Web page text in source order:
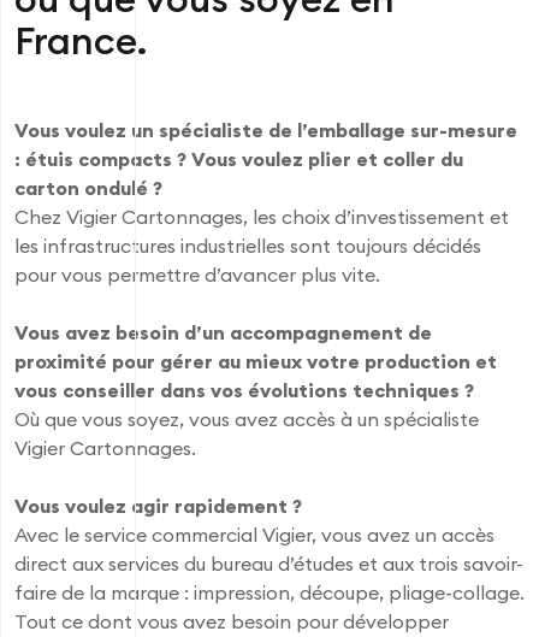
France.
Vous voulez un spécialiste de l’emballage sur-mesure
: étuis compacts ? Vous voulez plier et coller du
carton ondulé ?
Chez Vigier Cartonnages, les choix d’investissement et
les infrastructures industrielles sont toujours décidés
pour vous permettre d’avancer plus vite.
Vous avez besoin d’un accompagnement de
proximité pour gérer au mieux votre production et
vous conseiller dans vos évolutions techniques ?
Où que vous soyez, vous avez accès à un spécialiste
Vigier Cartonnages.
Vous voulez agir rapidement ?
Avec le service commercial Vigier, vous avez un accès
direct aux services du bureau d’études et aux trois savoir-
faire de la marque : impression, découpe, pliage-collage.
Tout ce dont vous avez besoin pour développer